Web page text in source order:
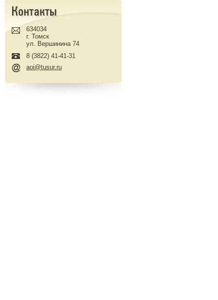
634034
г. Томск
ул. Вершинина 74
8 (3822) 41-41-31
aoi@tusur.ru